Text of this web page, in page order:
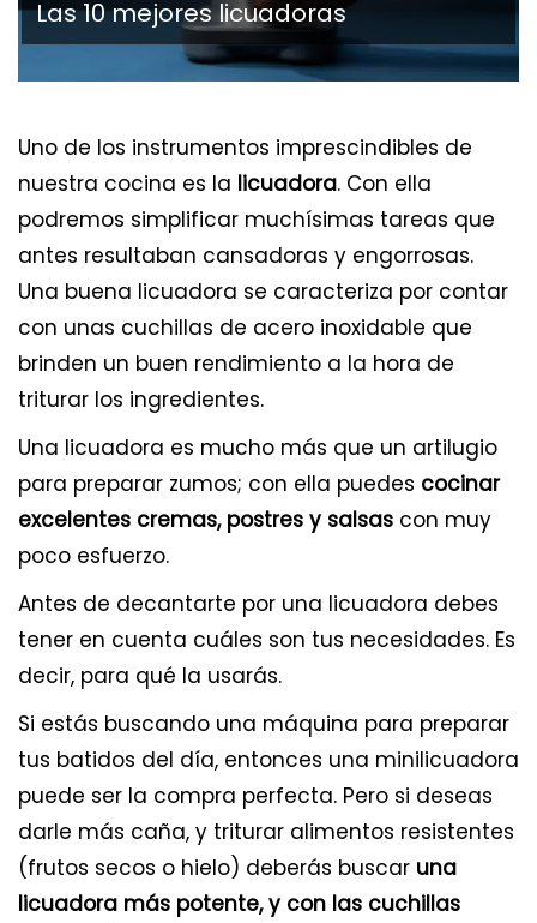
Las 10 mejores licuadoras
Uno de los instrumentos imprescindibles de
nuestra cocina es la licuadora. Con ella
podremos simplificar muchísimas tareas que
antes resultaban cansadoras y engorrosas.
Una buena licuadora se caracteriza por contar
con unas cuchillas de acero inoxidable que
brinden un buen rendimiento a la hora de
triturar los ingredientes.
Una licuadora es mucho más que un artilugio
para preparar zumos; con ella puedes cocinar
excelentes cremas, postres y salsas con muy
poco esfuerzo.
Antes de decantarte por una licuadora debes
tener en cuenta cuáles son tus necesidades. Es
decir, para qué la usarás.
Si estás buscando una máquina para preparar
tus batidos del día, entonces una minilicuadora
puede ser la compra perfecta. Pero si deseas
darle más caña, y triturar alimentos resistentes
(frutos secos o hielo) deberás buscar una
licuadora más potente, y con las cuchillas